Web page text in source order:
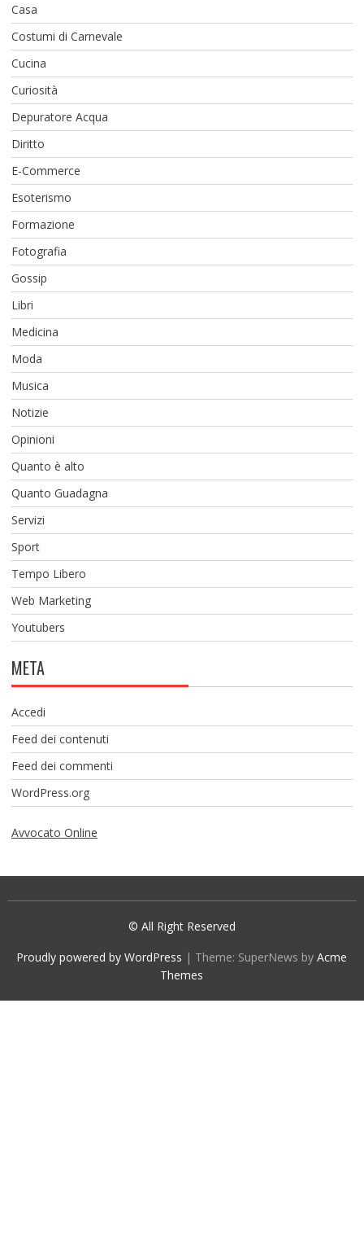
Casa
Costumi di Carnevale
Cucina
Curiosità
Depuratore Acqua
Diritto
E-Commerce
Esoterismo
Formazione
Fotografia
Gossip
Libri
Medicina
Moda
Musica
Notizie
Opinioni
Quanto è alto
Quanto Guadagna
Servizi
Sport
Tempo Libero
Web Marketing
Youtubers
META
Accedi
Feed dei contenuti
Feed dei commenti
WordPress.org
Avvocato Online
© All Right Reserved
Proudly powered by WordPress | Theme: SuperNews byAcme
Themes